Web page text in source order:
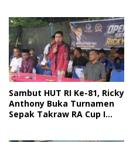
Sambut HUT RI Ke-81, Ricky
Anthony Buka Turnamen
Sepak Takraw RA Cup I